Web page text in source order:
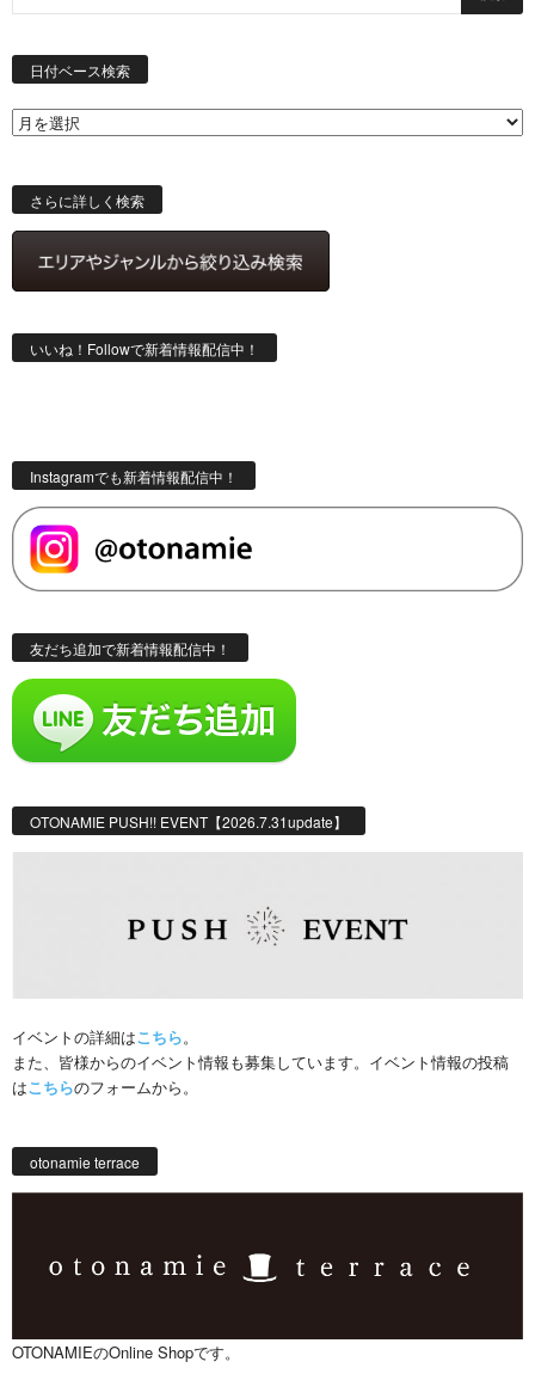
日付ベース検索
ス
索
さらに詳しく検索
いいね！Followで新着情報配信中！
Instagramでも新着情報配信中！
友だち追加で新着情報配信中！
OTONAMIE PUSH!! EVENT【2026.7.31update】
イベントの詳細はこちら。
また、皆様からのイベント情報も募集しています。イベント情報の投稿
はこちらのフォームから。
otonamie terrace
OTONAMIEのOnline Shopです。